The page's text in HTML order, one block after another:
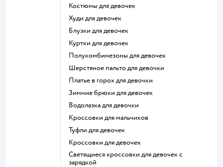
Костюмы для девочек
Худи для девочек
Блузки для девочек
Куртки для девочек
Полукомбинезоны для девочек
Шерстяное пальто для девочки
Платье в горох для девочки
Зимние брюки для девочек
Водолазка для девочки
Кроссовки для мальчиков
Туфли для девочек
Кроссовки для девочек
Светящиеся кроссовки для девочек с
зарядкой